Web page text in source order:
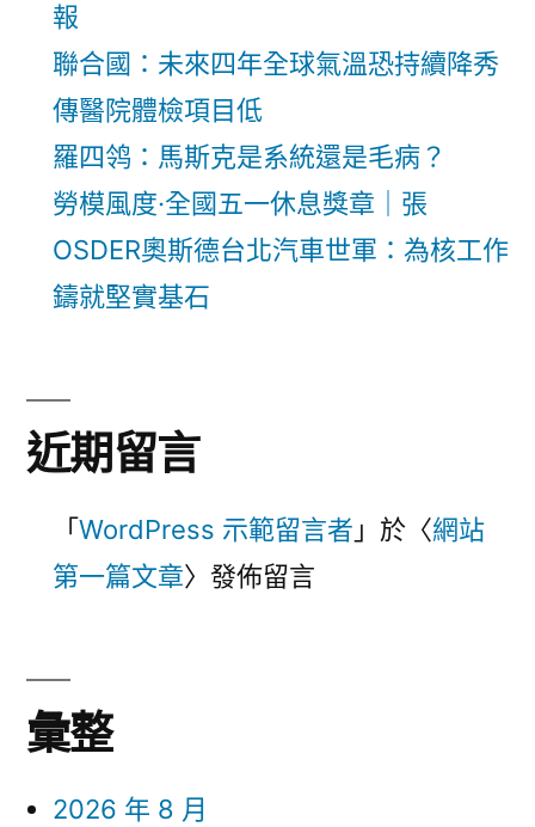
報
聯合國：未來四年全球氣溫恐持續降秀
傳醫院體檢項目低
羅四鸰：馬斯克是系統還是毛病？
勞模風度·全國五一休息獎章｜張
OSDER奧斯德台北汽車世軍：為核工作
鑄就堅實基石
近期留言
「 WordPress 示範留言者 」於〈網站
第一篇文章〉發佈留言
彙整
2026 年 8 月